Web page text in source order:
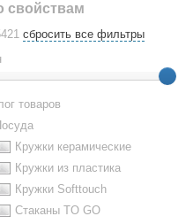
свойствам
сбросить все фильтры
товаров
Кружки керамические
Кружки из пластика
Кружки Softtouch
Стаканы TO GO